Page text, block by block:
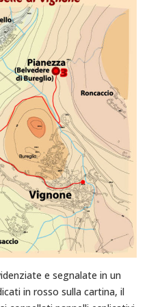
e segnalate in un
in rosso sulla cartina, il